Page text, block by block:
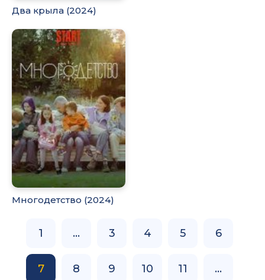
Два крыла (2024)
Многодетство (2024)
1 ... 3 4 5 6
7 8 9 10 11 ...